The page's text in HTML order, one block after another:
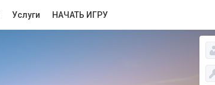
Услуги НАЧАТЬ ИГРУ